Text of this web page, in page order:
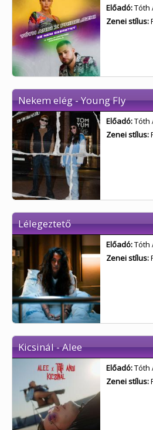
Előadó:Tóth
Zenei stílus:
Nekem elég - Young Fly
Előadó:Tóth
Zenei stílus:
Lélegeztető
Előadó:Tóth
Zenei stílus:
Kicsinál - Alee
Előadó:Tóth
Zenei stílus: